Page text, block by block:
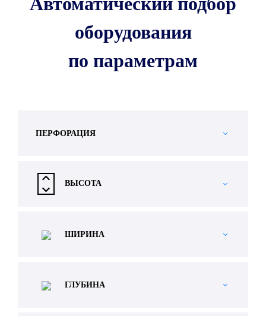
оборудования
по параметрам
ПЕРФОРАЦИЯ
ВЫСОТА
ШИРИНА
ГЛУБИНА